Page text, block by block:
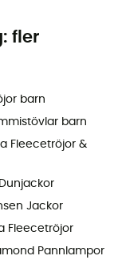
fler
barn
barn
Fleecetröjor &
Jackor
Fleecetröjor
Pannlampor